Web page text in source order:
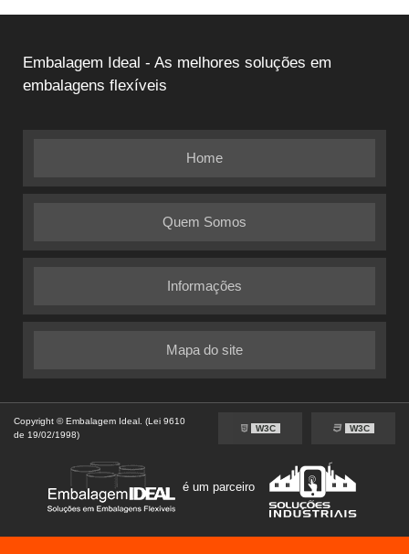
Embalagem Ideal - As melhores soluções em
embalagens flexíveis
Home
Quem Somos
Informações
Mapa do site
Copyright © Embalagem Ideal. (Lei 9610
de 19/02/1998)
W3C W3C
é um parceiro